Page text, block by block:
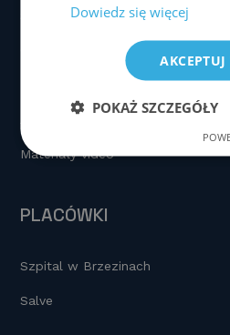
Strona główna
Aktualności
Materiały video
PLACÓWKI
Szpital w Brzezinach
Salve
Dowiedz się więcej
POKAŻ SZCZEGÓŁY